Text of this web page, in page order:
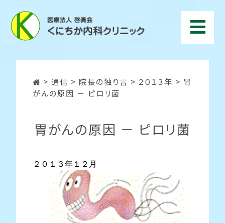
> 通信 > 院長の独り言 > ２０１３年 > 胃
がんの原因 － ピロリ菌
胃がんの原因 － ピロリ菌
２０１３年１２月